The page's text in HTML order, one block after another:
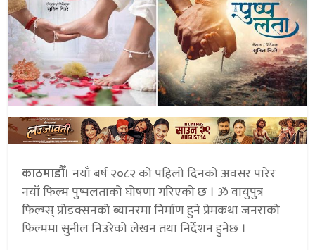
काठमाडौँ। नयाँ बर्ष २०८२ को पहिलो दिनको अवसर पारेर
नयाँ फिल्म पुष्पलताको घोषणा गरिएको छ । ॐ वायुपुत्र
फिल्म्स् प्रोडक्सनको ब्यानरमा निर्माण हुने प्रेमकथा जनराको
फिल्ममा सुनील निउरेको लेखन तथा निर्देशन हुनेछ ।